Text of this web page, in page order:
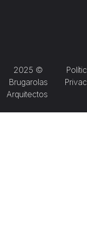
2025 ©
Brugarolas
Arquitectos